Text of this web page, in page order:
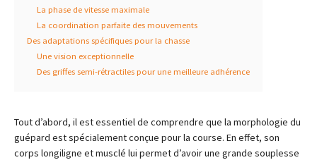
La phase de vitesse maximale
La coordination parfaite des mouvements
Des adaptations spécifiques pour la chasse
Une vision exceptionnelle
Des griffes semi-rétractiles pour une meilleure adhérence
Tout d’abord, il est essentiel de comprendre que la morphologie du
guépard est spécialement conçue pour la course. En effet, son
corps longiligne et musclé lui permet d’avoir une grande souplesse